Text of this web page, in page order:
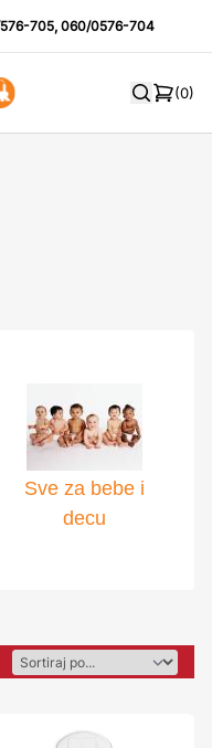
705,060/0576-704
(0)
Sve za bebe i
decu